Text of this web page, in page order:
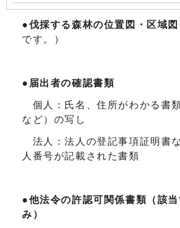
●伐採する森林の位置図・区域図
です。）
●届出者の確認書類
個人：氏名、住所がわかる書
など）の写し
法人：法人の登記事項証明書
人番号が記載された書類
●他法令の許認可関係書類（該
み）